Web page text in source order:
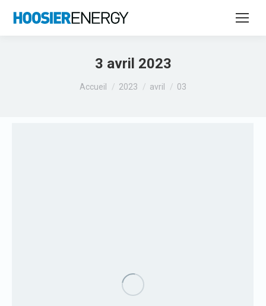
3 avril 2023
Vous êtes ici :
Accueil 2023 avril 03